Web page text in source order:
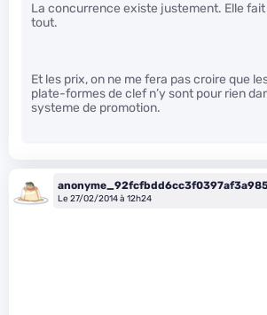
La concurrence existe justement. Elle fait
tout.
Et les prix, on ne me fera pas croire que
plate-formes de clef n’y sont pour rien
systeme de promotion.
Le 27/02/2014 à 12h24